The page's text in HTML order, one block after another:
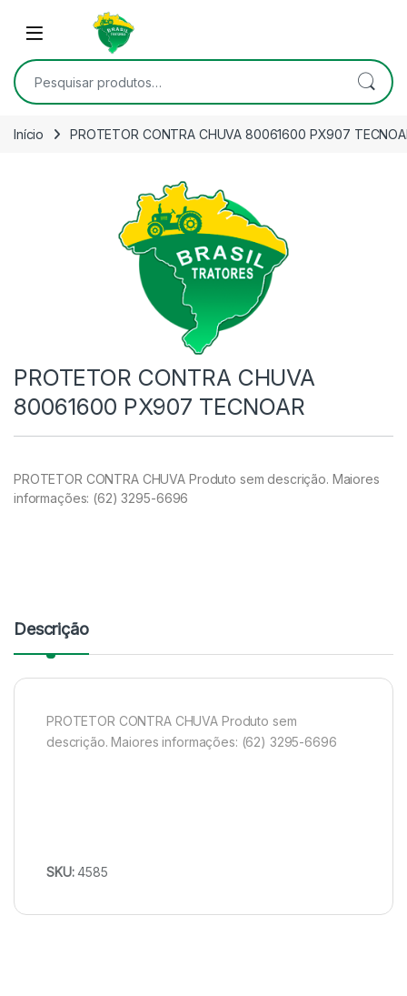
Skip to navigation
Open
Pesquisar por:
Início PROTETOR CONTRA CHUVA 80061600 PX907
PROTETOR CONTRA CHUVA
80061600 PX907 TECNOAR
PROTETOR CONTRA CHUVA Produto sem descrição. Maiores
informações: (62) 3295-6696
Descrição
PROTETOR CONTRA CHUVA Produto sem
descrição. Maiores informações: (62) 3295-6696
SKU:4585